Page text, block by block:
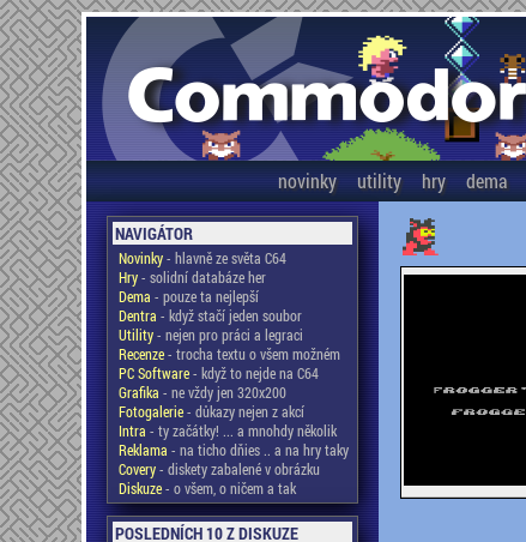
novinky utility hry dema
NAVIGÁTOR
Novinky- hlavně ze světa C64
Hry- solidní databáze her
Dema - pouze ta nejlepší
Dentra - když stačí jeden soubor
Utility- nejen pro práci a legraci
Recenze- trocha textu o všem možném
PC Software- když to nejde na C64
Grafika - ne vždy jen 320x200
Fotogalerie- důkazy nejen z akcí
Intra - ty začátky! ... a mnohdy několik
Reklama - na ticho dňies .. a na hry taky
Covery- diskety zabalené v obrázku
Diskuze- o všem, o ničem a tak
POSLEDNÍCH 10 Z DISKUZE